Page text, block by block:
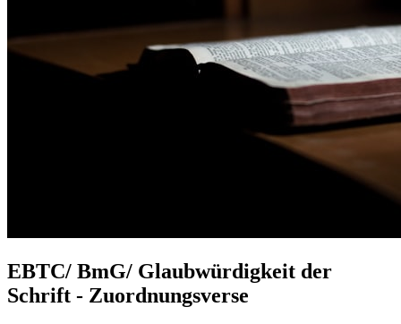
EBTC/ BmG/ Glaubwürdigkeit der
Schrift - Zuordnungsverse